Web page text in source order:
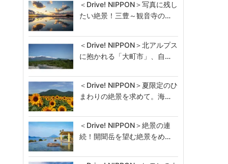
＜Drive! NIPPON＞写真に残し
たい絶景！三豊～観音寺の…
＜Drive! NIPPON＞北アルプス
に抱かれる「大町市」、自…
＜Drive! NIPPON＞夏限定のひ
まわりの絶景を求めて。海…
＜Drive! NIPPON＞絶景の連
続！開聞岳を望む絶景をめ…